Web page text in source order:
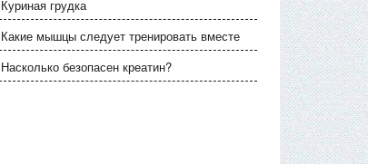
Куриная грудка
Какие мышцы следует тренировать вместе
Насколько безопасен креатин?